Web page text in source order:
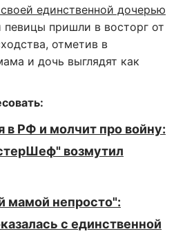
единственной дочерью
певицы пришли в восторг от
отметив в
и дочь выглядят как
в РФ и молчит про войну:
возмутил
мамой непросто":
с единственной